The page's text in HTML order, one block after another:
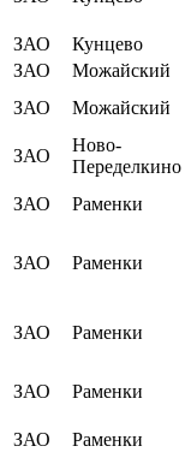
ЗАО Кунцево
ЗАО
Можайский
ЗАО
Можайский
ЗАО
Ново-
Переделкино
ЗАО Раменки
ЗАО Раменки
ЗАО Раменки
ЗАО Раменки
ЗАО Раменки